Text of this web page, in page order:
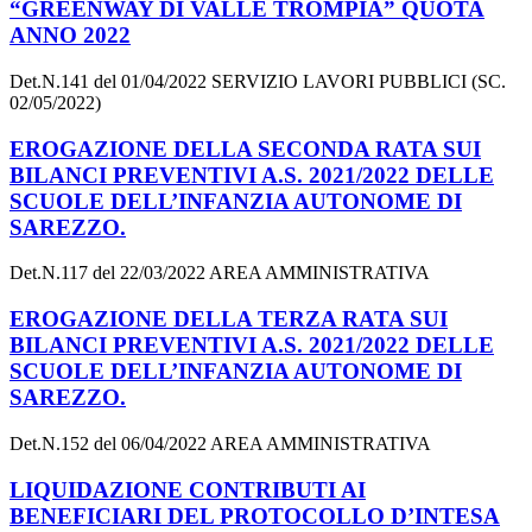
“GREENWAY DI VALLE TROMPIA” QUOTA
ANNO 2022
Det.N.141 del 01/04/2022 SERVIZIO LAVORI PUBBLICI (SC.
02/05/2022)
EROGAZIONE DELLA SECONDA RATA SUI
BILANCI PREVENTIVI A.S. 2021/2022 DELLE
SCUOLE DELL’INFANZIA AUTONOME DI
SAREZZO.
Det.N.117 del 22/03/2022 AREA AMMINISTRATIVA
EROGAZIONE DELLA TERZA RATA SUI
BILANCI PREVENTIVI A.S. 2021/2022 DELLE
SCUOLE DELL’INFANZIA AUTONOME DI
SAREZZO.
Det.N.152 del 06/04/2022 AREA AMMINISTRATIVA
LIQUIDAZIONE CONTRIBUTI AI
BENEFICIARI DEL PROTOCOLLO D’INTESA